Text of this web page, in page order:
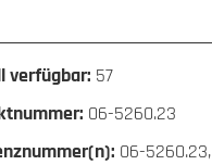
verfügbar: 57
06-5260.23
06-